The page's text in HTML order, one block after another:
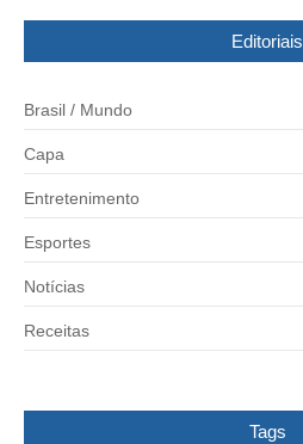
Editoriais
Brasil / Mundo
Capa
Entretenimento
Esportes
Notícias
Receitas
Tags